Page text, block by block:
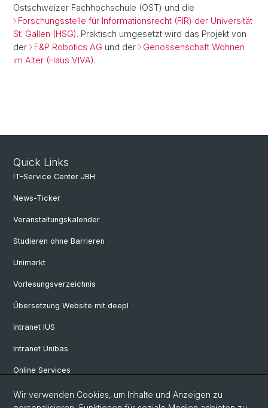
Ostschweizer Fachhochschule (OST) und die
Forschungsstelle für Informationsrecht (FIR) der Universität
St. Gallen (HSG). Praktisch umgesetzt wird das Projekt von
der
F&P Robotics AG und der
Genossenschaft Wohnen
im Alter (Haus VIVA).
Quick Links
IT-Service Center JBH
News-Ticker
Veranstaltungskalender
Studieren ohne Barrieren
Unimarkt
Vorlesungsverzeichnis
Übersetzung Website mit deepl
Intranet IUS
Intranet Unibas
Online Services
Wir verwenden Cookies, um Inhalte und Anzeigen zu